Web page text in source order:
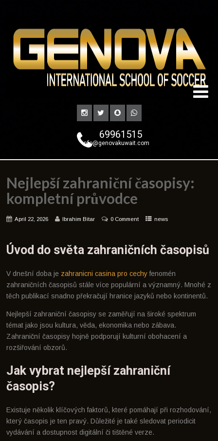
69961515
info@genovakuwait.com
Nejlepší zahraniční časopisy:
kompletní průvodce
April 22, 2026 Ibrahim Bitar 0 Comment news
Úvod do světa zahraničních časopisů
V dnešní doba je zahranicni casina pro cechyfenomén
zahraničních časopisů stále více populární a významný. Mnohé z
těch publikací snadno překračují hranice jazyků nebo kontinentů.
Nejlepší zahraniční časopisy se zaměřují na široké spektrum
témat jako jsou kultura, věda, ekonomika nebo zábava.
Zahraniční časopisy hojně podporují kulturní obohacení a
rozšiřování obzorů.
Jak vybrat nejlepší zahraniční
časopis?
Existuje několik klíčových faktorů, které pomáhají při rozhodování,
který časopis je ten pravý. Důležité je také sledovat periodicit
vydávání a dostupnost digitální či tištěné verze.